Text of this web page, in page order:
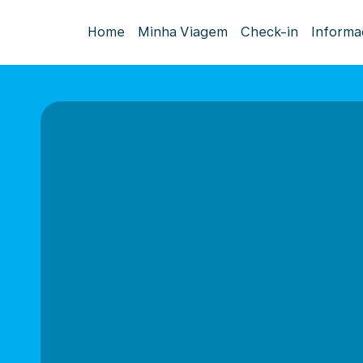
Home Minha Viagem Check-in